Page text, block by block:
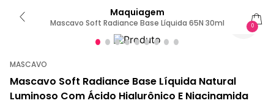
Maquiagem
Mascavo Soft Radiance Base Líquida 65N 30ml 0
MASCAVO
Mascavo Soft Radiance Base Líquida Natural
Luminoso Com Ácido Hialurônico E Niacinamida